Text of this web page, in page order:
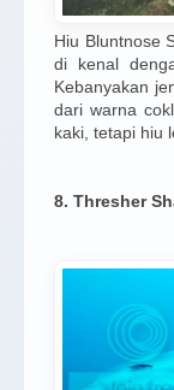
Hiu Bluntnose
di kenal
Kebanyakan
dari warna
kaki, tetapi hiu
8. Thresher